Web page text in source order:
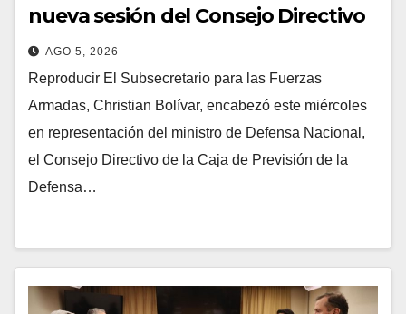
nueva sesión del Consejo Directivo
de Capredena
AGO 5, 2026
Reproducir El Subsecretario para las Fuerzas
Armadas, Christian Bolívar, encabezó este miércoles
en representación del ministro de Defensa Nacional,
el Consejo Directivo de la Caja de Previsión de la
Defensa…